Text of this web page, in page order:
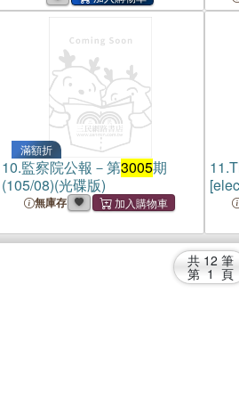
股大公開。(電子書)
滿額折
10.監察院公報－第3005期
(105/08)(光碟版)
無庫存
11.
=
共 12 筆
第 1 頁